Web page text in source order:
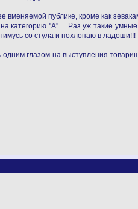
публике, кроме как
категорию ''А''.... Раз уж такие
со стула и похлопаю в ладоши!!!
глазом на выступления